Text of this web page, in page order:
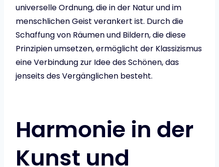
universelle Ordnung, die in der Natur und im
menschlichen Geist verankert ist. Durch die
Schaffung von Räumen und Bildern, die diese
Prinzipien umsetzen, ermöglicht der Klassizismus
eine Verbindung zur Idee des Schönen, das
jenseits des Vergänglichen besteht.
Harmonie in der
Kunst und